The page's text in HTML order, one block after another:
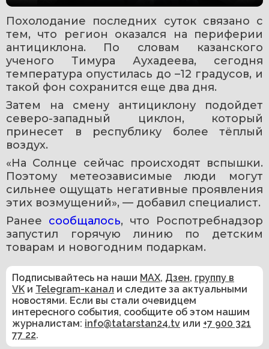
Похолодание последних суток связано с
тем, что регион оказался на периферии
антициклона. По словам казанского
ученого Тимура Аухадеева, сегодня
температура опустилась до –12 градусов, и
такой фон сохранится еще два дня.
Затем на смену антициклону подойдет
северо-западный циклон, который
принесет в республику более тёплый
воздух.
«На Солнце сейчас происходят вспышки.
Поэтому метеозависимые люди могут
сильнее ощущать негативные проявления
этих возмущений», — добавил специалист.
Ранее сообщалось, что
Роспотребнадзор
запустил горячую линию по детским
товарам и новогодним подаркам.
Подписывайтесь на наши MAX, Дзен, группу в
VK и Telegram-канал и следите за актуальными
новостями. Если вы стали очевидцем
интересного события, сообщите об этом нашим
журналистам: info@tatarstan24.tv или +7 900 321
77 22.